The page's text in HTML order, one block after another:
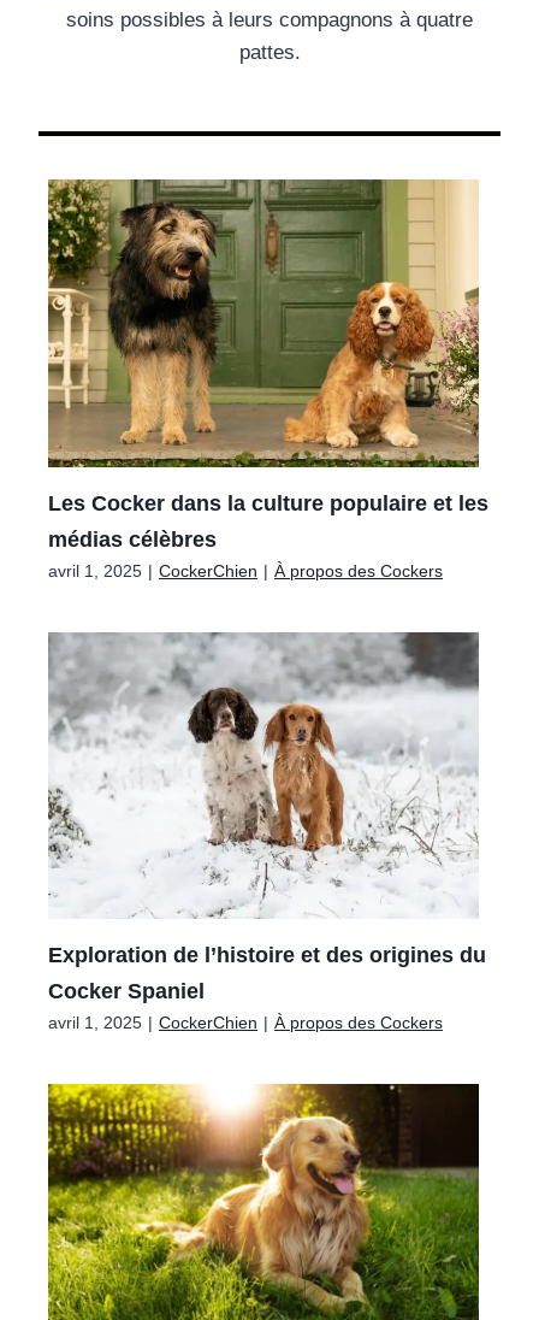
soins possibles à leurs compagnons à quatre
pattes.
Les Cocker dans la culture populaire et les médias
Les Cocker dans la culture populaire et les
médias célèbres
avril 1, 2025 | CockerChien | À propos des Cockers
Exploration de l’histoire et des origines du
Cocker Spaniel
avril 1, 2025 | CockerChien | À propos des Cockers